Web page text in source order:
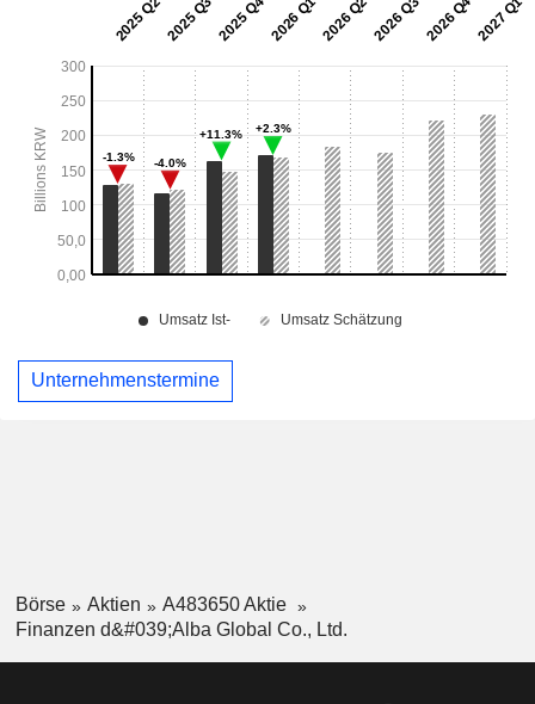
Unternehmenstermine
Börse Aktien
A483650 Aktie
Finanzen d&#039;Alba Global Co., Ltd.